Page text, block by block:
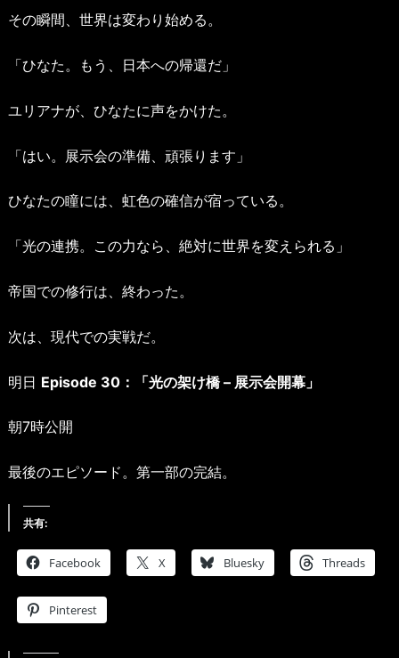
その瞬間、世界は変わり始める。
「ひなた。もう、日本への帰還だ」
ユリアナが、ひなたに声をかけた。
「はい。展示会の準備、頑張ります」
ひなたの瞳には、虹色の確信が宿っている。
「光の連携。この力なら、絶対に世界を変えられる」
帝国での修行は、終わった。
次は、現代での実戦だ。
明日 Episode 30：「光の架け橋 – 展示会開幕」
朝7時公開
最後のエピソード。第一部の完結。
共有:
Facebook X Bluesky Threads
Pinterest